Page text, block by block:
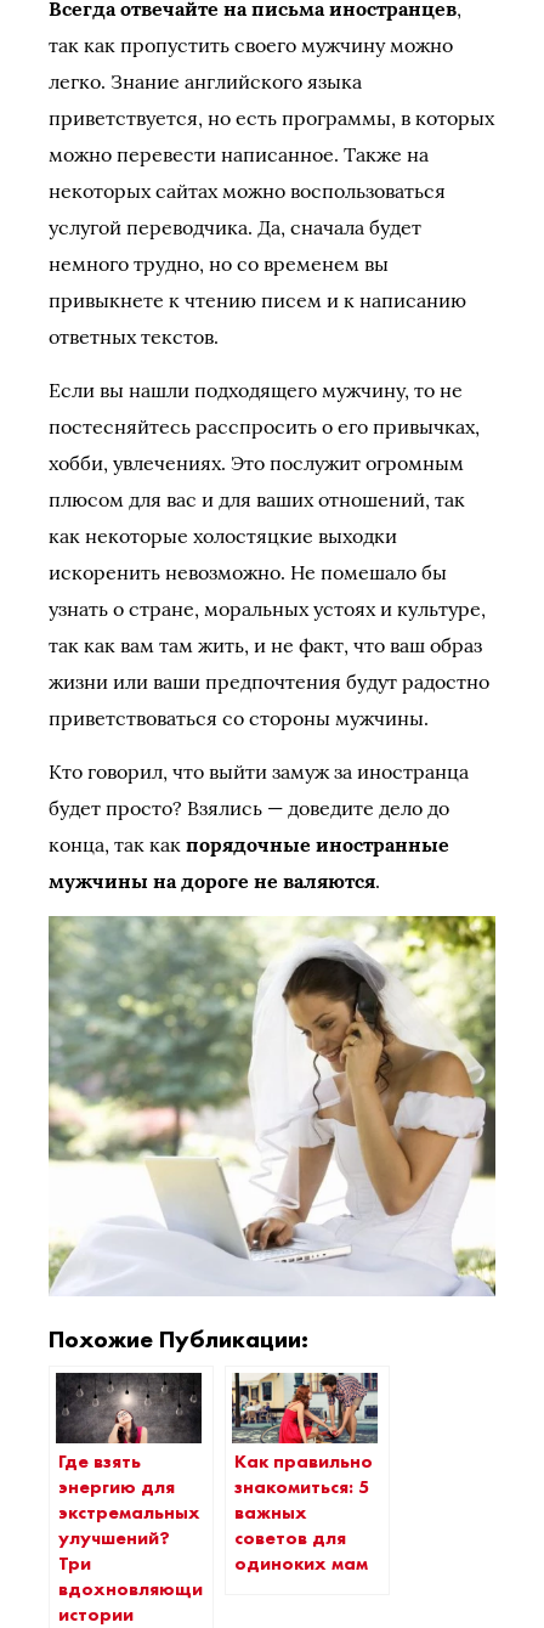
Всегда отвечайте на письма иностранцев,
так как пропустить своего мужчину можно
легко. Знание английского языка
приветствуется, но есть программы, в которых
можно перевести написанное. Также на
некоторых сайтах можно воспользоваться
услугой переводчика. Да, сначала будет
немного трудно, но со временем вы
привыкнете к чтению писем и к написанию
ответных текстов.
Если вы нашли подходящего мужчину, то не
постесняйтесь расспросить о его привычках,
хобби, увлечениях. Это послужит огромным
плюсом для вас и для ваших отношений, так
как некоторые холостяцкие выходки
искоренить невозможно. Не помешало бы
узнать о стране, моральных устоях и культуре,
так как вам там жить, и не факт, что ваш образ
жизни или ваши предпочтения будут радостно
приветствоваться со стороны мужчины.
Кто говорил, что выйти замуж за иностранца
будет просто? Взялись — доведите дело до
конца, так как порядочные иностранные
мужчины на дороге не валяются.
Похожие Публикации:
Где взять
энергию для
экстремальных
улучшений?
Три
вдохновляющие
истории
Как правильно
знакомиться: 5
важных
советов для
одиноких мам